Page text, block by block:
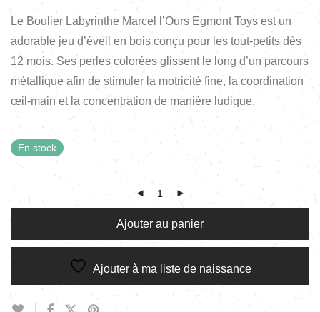
Le Boulier Labyrinthe Marcel l’Ours Egmont Toys est un
adorable jeu d’éveil en bois conçu pour les tout-petits dès
12 mois. Ses perles colorées glissent le long d’un parcours
métallique afin de stimuler la motricité fine, la coordination
œil-main et la concentration de manière ludique.
En stock
Ajouter au panier
Ajouter à ma liste de naissance